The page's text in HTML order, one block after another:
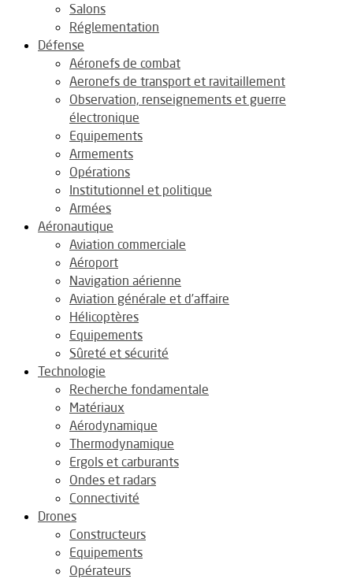
Salons
Réglementation
Défense
Aéronefs de combat
Aeronefs de transport et ravitaillement
Observation, renseignements et guerre
électronique
Equipements
Armements
Opérations
Institutionnel et politique
Armées
Aéronautique
Aviation commerciale
Aéroport
Navigation aérienne
Aviation générale et d’affaire
Hélicoptères
Equipements
Sûreté et sécurité
Technologie
Recherche fondamentale
Matériaux
Aérodynamique
Thermodynamique
Ergols et carburants
Ondes et radars
Connectivité
Drones
Constructeurs
Equipements
Opérateurs